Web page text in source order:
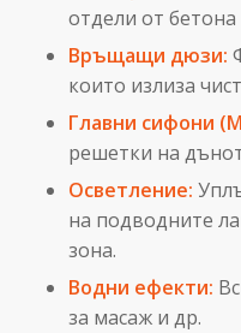
отдели от
Връщащи дюзи:
които излиза
Главни сифони
решетки на
Осветление:
на подводните
зона.
Водни ефекти:
за масаж и др.